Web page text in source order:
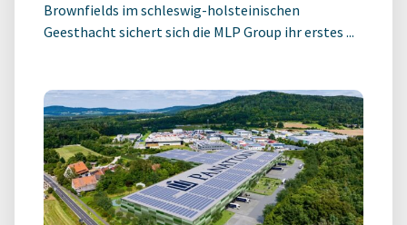
Brownfields im schleswig-holsteinischen
Geesthacht sichert sich die MLP Group ihr erstes ...